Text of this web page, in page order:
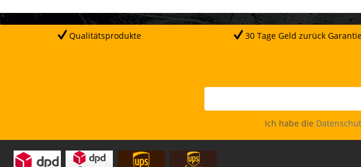
Qualitätsprodukte 30 Tage Geld zurück
Ich habe die